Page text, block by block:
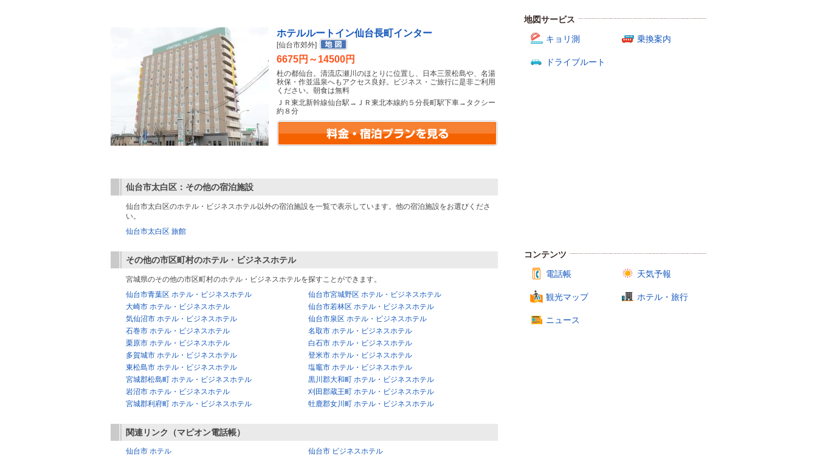
ホテルルートイン仙台長町インター
[仙台市郊外]
6675円～14500円
杜の都仙台。清流広瀬川のほとりに位置し、日本三景松島や、名湯
秋保・作並温泉へもアクセス良好。ビジネス・ご旅行に是非ご利用
ください。朝食は無料
ＪＲ東北新幹線仙台駅→ＪＲ東北本線約５分長町駅下車→タクシー
約８分
仙台市太白区：その他の宿泊施設
仙台市太白区のホテル・ビジネスホテル以外の宿泊施設を一覧で表示しています。他の宿泊施設をお選びくださ
い。
仙台市太白区 旅館
その他の市区町村のホテル・ビジネスホテル
宮城県のその他の市区町村のホテル・ビジネスホテルを探すことができます。
仙台市青葉区 ホテル・ビジネスホテル
仙台市宮城野区 ホテル・ビジネスホテル
大崎市 ホテル・ビジネスホテル
仙台市若林区 ホテル・ビジネスホテル
気仙沼市 ホテル・ビジネスホテル
仙台市泉区 ホテル・ビジネスホテル
石巻市 ホテル・ビジネスホテル
名取市 ホテル・ビジネスホテル
栗原市 ホテル・ビジネスホテル
白石市 ホテル・ビジネスホテル
多賀城市 ホテル・ビジネスホテル
登米市 ホテル・ビジネスホテル
東松島市 ホテル・ビジネスホテル
塩竈市 ホテル・ビジネスホテル
宮城郡松島町 ホテル・ビジネスホテル
黒川郡大和町 ホテル・ビジネスホテル
岩沼市 ホテル・ビジネスホテル
刈田郡蔵王町 ホテル・ビジネスホテル
宮城郡利府町 ホテル・ビジネスホテル
牡鹿郡女川町 ホテル・ビジネスホテル
関連リンク（マピオン電話帳）
仙台市 ホテル 仙台市 ビジネスホテル
地図サービス
キョリ測
乗換案内
ドライブルート
コンテンツ
電話帳
天気予報
観光マップ ホテル・旅行
ニュース